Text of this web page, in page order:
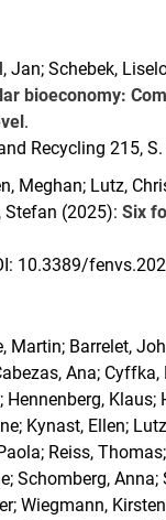
Jan; Schebek,
bioeconomy:
.
Recycling 215,
Meghan; Lutz,
Stefan (2025):Six
10.3389/
Martin; Barrelet,
Ana;
Hennenberg,
Kynast, Ellen;
Reiss,
Schomberg,
Wiegmann,